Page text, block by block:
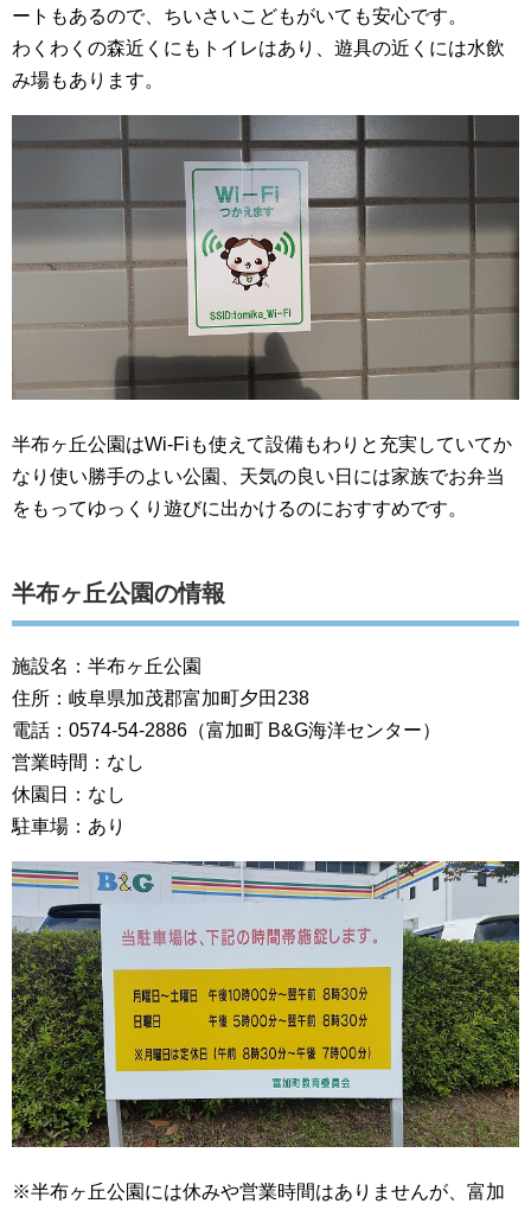
ートもあるので、ちいさいこどもがいても安心です。
わくわくの森近くにもトイレはあり、遊具の近くには水飲
み場もあります。
半布ヶ丘公園はWi-Fiも使えて設備もわりと充実していてか
なり使い勝手のよい公園、天気の良い日には家族でお弁当
をもってゆっくり遊びに出かけるのにおすすめです。
半布ヶ丘公園の情報
施設名：半布ヶ丘公園
住所：岐阜県加茂郡富加町夕田238
電話：0574-54-2886（富加町 B&G海洋センター）
営業時間：なし
休園日：なし
駐車場：あり
※半布ヶ丘公園には休みや営業時間はありませんが、富加